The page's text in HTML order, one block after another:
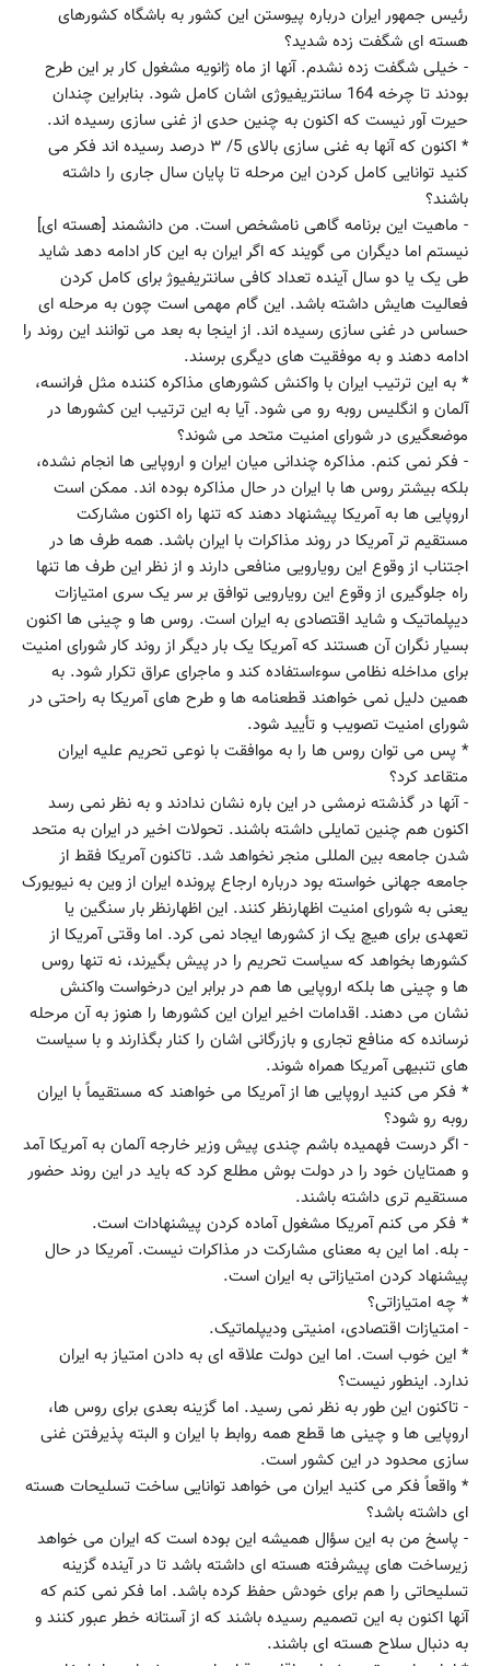
رئیس جمهور ایران درباره پیوستن این کشور به باشگاه کشورهای
هسته ای شگفت زده شدید؟
- خیلی شگفت زده نشدم. آنها از ماه ژانویه مشغول کار بر این طرح
بودند تا چرخه 164 سانتریفیوژی اشان کامل شود. بنابراین چندان
حیرت آور نیست که اکنون به چنین حدی از غنی سازی رسیده اند.
* اکنون که آنها به غنی سازی بالای 5/ ۳ درصد رسیده اند فکر می
کنید توانایی کامل کردن این مرحله تا پایان سال جاری را داشته
باشند؟
- ماهیت این برنامه گاهی نامشخص است. من دانشمند [هسته ای]
نیستم اما دیگران می گویند که اگر ایران به این کار ادامه دهد شاید
طی یک یا دو سال آینده تعداد کافی سانتریفیوژ برای کامل کردن
فعالیت هایش داشته باشد. این گام مهمی است چون به مرحله ای
حساس در غنی سازی رسیده اند. از اینجا به بعد می توانند این روند را
ادامه دهند و به موفقیت های دیگری برسند.
* به این ترتیب ایران با واکنش کشورهای مذاکره کننده مثل فرانسه،
آلمان و انگلیس روبه رو می شود. آیا به این ترتیب این کشورها در
موضعگیری در شورای امنیت متحد می شوند؟
- فکر نمی کنم. مذاکره چندانی میان ایران و اروپایی ها انجام نشده،
بلکه بیشتر روس ها با ایران در حال مذاکره بوده اند. ممکن است
اروپایی ها به آمریکا پیشنهاد دهند که تنها راه اکنون مشارکت
مستقیم تر آمریکا در روند مذاکرات با ایران باشد. همه طرف ها در
اجتناب از وقوع این رویارویی منافعی دارند و از نظر این طرف ها تنها
راه جلوگیری از وقوع این رویارویی توافق بر سر یک سری امتیازات
دیپلماتیک و شاید اقتصادی به ایران است. روس ها و چینی ها اکنون
بسیار نگران آن هستند که آمریکا یک بار دیگر از روند کار شورای امنیت
برای مداخله نظامی سوءاستفاده کند و ماجرای عراق تکرار شود. به
همین دلیل نمی خواهند قطعنامه ها و طرح های آمریکا به راحتی در
شورای امنیت تصویب و تأیید شود.
* پس می توان روس ها را به موافقت با نوعی تحریم علیه ایران
متقاعد کرد؟
- آنها در گذشته نرمشی در این باره نشان ندادند و به نظر نمی رسد
اکنون هم چنین تمایلی داشته باشند. تحولات اخیر در ایران به متحد
شدن جامعه بین المللی منجر نخواهد شد. تاکنون آمریکا فقط از
جامعه جهانی خواسته بود درباره ارجاع پرونده ایران از وین به نیویورک
یعنی به شورای امنیت اظهارنظر کنند. این اظهارنظر بار سنگین یا
تعهدی برای هیچ یک از کشورها ایجاد نمی کرد. اما وقتی آمریکا از
کشورها بخواهد که سیاست تحریم را در پیش بگیرند، نه تنها روس
ها و چینی ها بلکه اروپایی ها هم در برابر این درخواست واکنش
نشان می دهند. اقدامات اخیر ایران این کشورها را هنوز به آن مرحله
نرسانده که منافع تجاری و بازرگانی اشان را کنار بگذارند و با سیاست
های تنبیهی آمریکا همراه شوند.
* فکر می کنید اروپایی ها از آمریکا می خواهند که مستقیماً با ایران
روبه رو شود؟
- اگر درست فهمیده باشم چندی پیش وزیر خارجه آلمان به آمریکا آمد
و همتایان خود را در دولت بوش مطلع کرد که باید در این روند حضور
مستقیم تری داشته باشند.
* فکر می کنم آمریکا مشغول آماده کردن پیشنهادات است.
- بله. اما این به معنای مشارکت در مذاکرات نیست. آمریکا در حال
پیشنهاد کردن امتیازاتی به ایران است.
* چه امتیازاتی؟
- امتیازات اقتصادی، امنیتی ودیپلماتیک.
* این خوب است. اما این دولت علاقه ای به دادن امتیاز به ایران
ندارد. اینطور نیست؟
- تاکنون این طور به نظر نمی رسید. اما گزینه بعدی برای روس ها،
اروپایی ها و چینی ها قطع همه روابط با ایران و البته پذیرفتن غنی
سازی محدود در این کشور است.
* واقعاً فکر می کنید ایران می خواهد توانایی ساخت تسلیحات هسته
ای داشته باشد؟
- پاسخ من به این سؤال همیشه این بوده است که ایران می خواهد
زیرساخت های پیشرفته هسته ای داشته باشد تا در آینده گزینه
تسلیحاتی را هم برای خودش حفظ کرده باشد. اما فکر نمی کنم که
آنها اکنون به این تصمیم رسیده باشند که از آستانه خطر عبور کنند و
به دنبال سلاح هسته ای باشند.